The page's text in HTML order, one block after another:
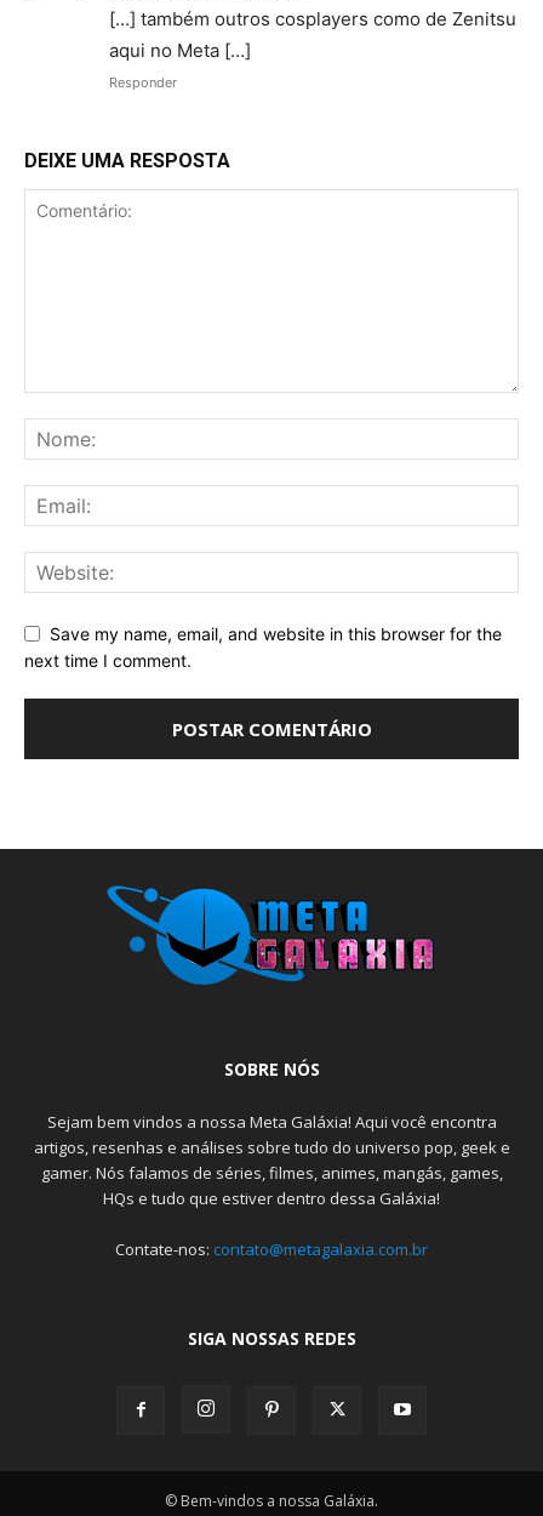
[…] também outros cosplayers como de Zenitsu
aqui no Meta […]
Responder
DEIXE UMA RESPOSTA
Save my name, email, and website in this browser for the
next time I comment.
SOBRE NÓS
Sejam bem vindos a nossa Meta Galáxia! Aqui você encontra
artigos, resenhas e análises sobre tudo do universo pop, geek e
gamer. Nós falamos de séries, filmes, animes, mangás, games,
HQs e tudo que estiver dentro dessa Galáxia!
Contate-nos: contato@metagalaxia.com.br
SIGA NOSSAS REDES
© Bem-vindos a nossa Galáxia.